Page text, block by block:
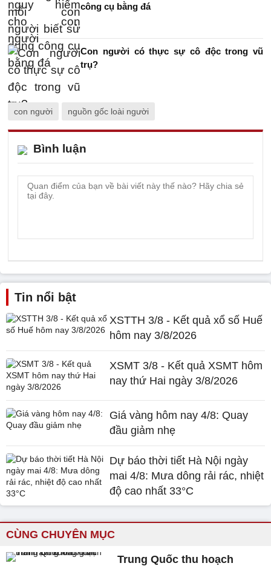
công cụ bằng đá
Con người có thực sự cô độc trong vũ
trụ?
con người nguồn gốc loài người
Bình luận
Tin nổi bật
XSTTH 3/8 - Kết quả xổ số Huế
hôm nay 3/8/2026
XSMT 3/8 - Kết quả XSMT hôm
nay thứ Hai ngày 3/8/2026
Giá vàng hôm nay 4/8: Quay
đầu giảm nhẹ
Dự báo thời tiết Hà Nội ngày
mai 4/8: Mưa dông rải rác, nhiệt
độ cao nhất 33°C
CÙNG CHUYÊN MỤC
Trung Quốc thu hoạch